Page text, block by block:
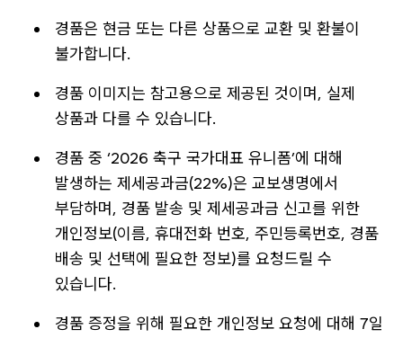
경품은 현금 또는 다른 상품으로 교환 및 환불이
불가합니다.
경품 이미지는 참고용으로 제공된 것이며, 실제
상품과 다를 수 있습니다.
경품 중 ‘2026 축구 국가대표 유니폼’에 대해
발생하는 제세공과금(22%)은 교보생명에서
부담하며, 경품 발송 및 제세공과금 신고를 위한
개인정보(이름, 휴대전화 번호, 주민등록번호, 경품
배송 및 선택에 필요한 정보)를 요청드릴 수
있습니다.
경품 증정을 위해 필요한 개인정보 요청에 대해 7일